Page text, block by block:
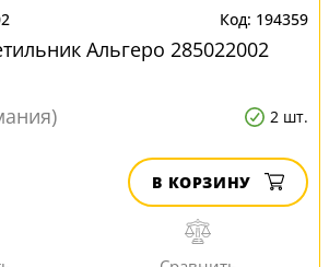
194359
Альгеро 285022002
2 шт.
В КОРЗИНУ